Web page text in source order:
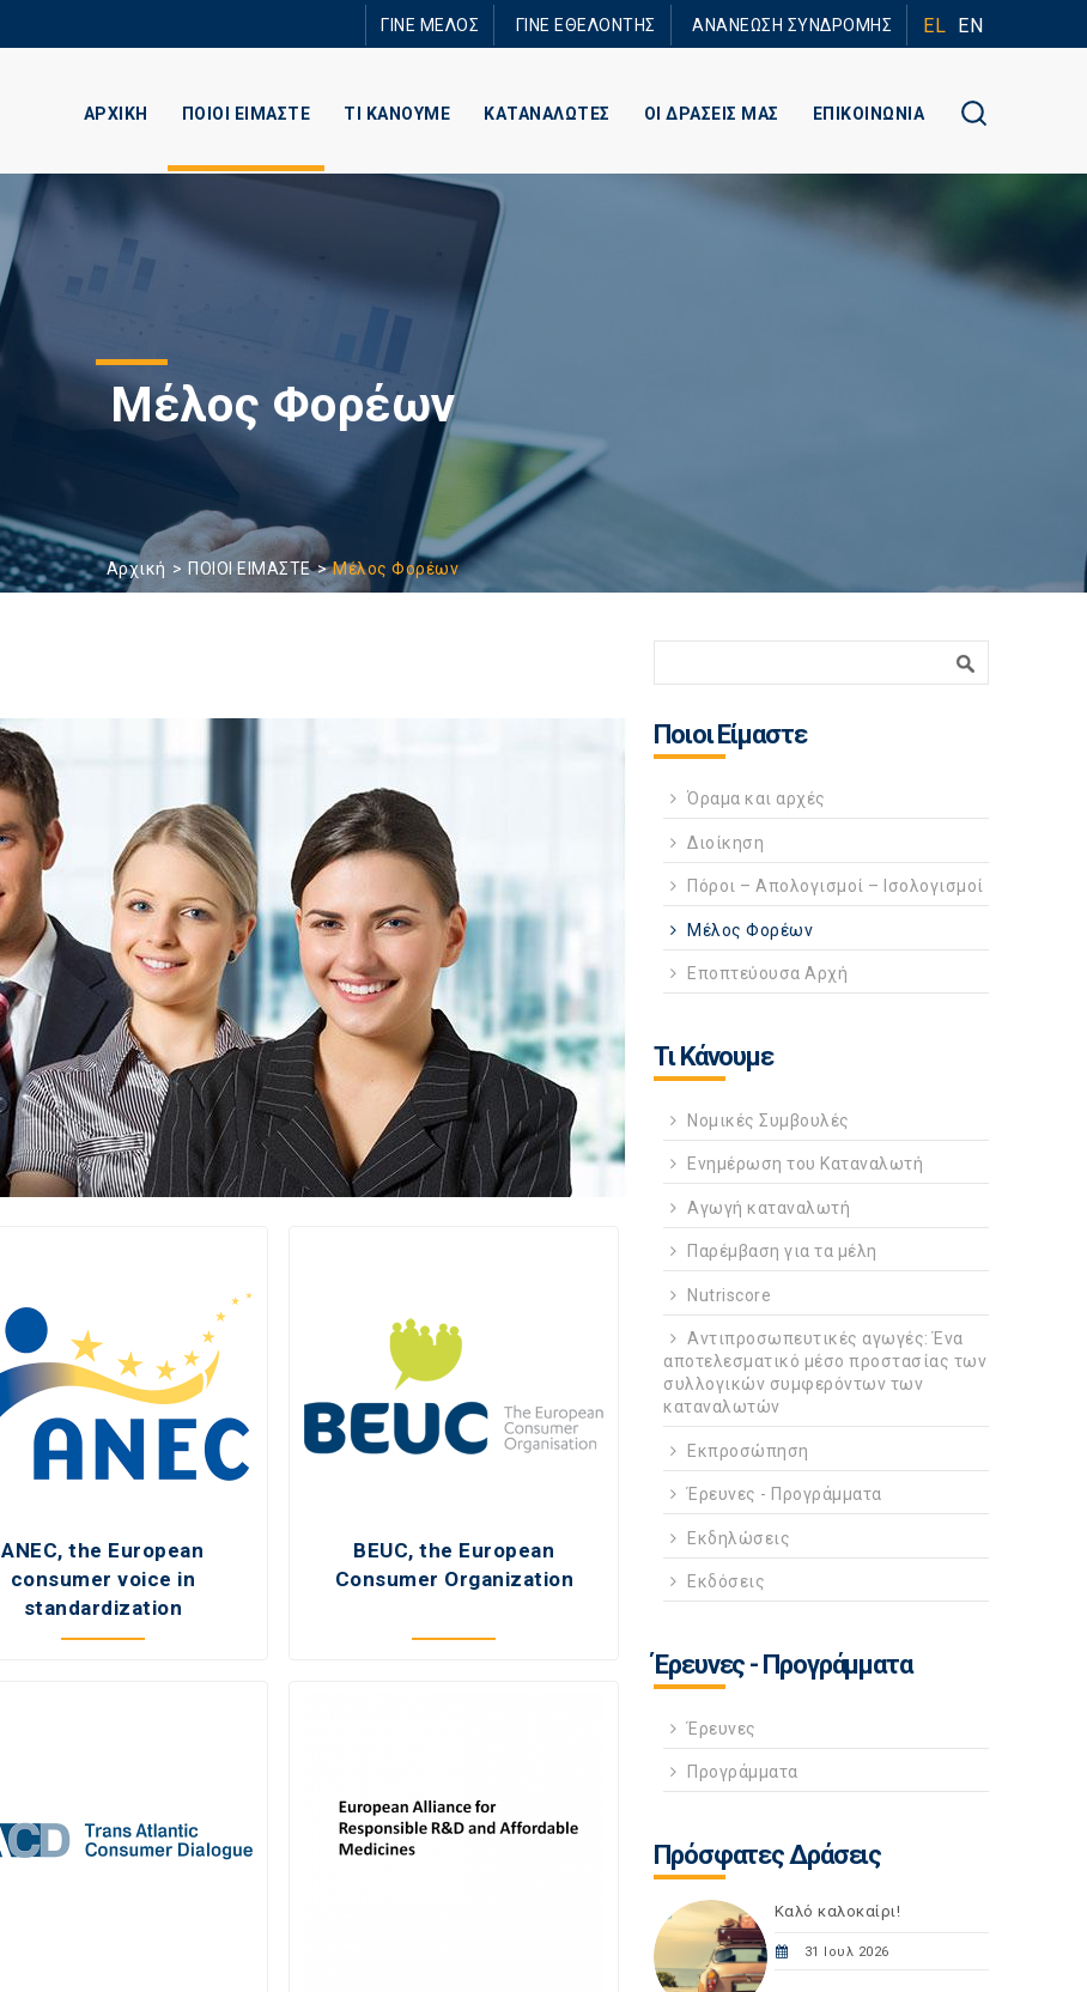
ΓΙΝΕ ΜΕΛΟΣ ΓΙΝΕ ΕΘΕΛΟΝΤΗΣ ΑΝΑΝΕΩΣΗ ΣΥΝΔΡΟΜΗΣ EL EN
ΑΡΧΙΚΗ ΠΟΙΟΙ ΕΙΜΑΣΤΕ ΤΙ ΚΑΝΟΥΜΕ ΚΑΤΑΝΑΛΩΤΕΣ ΟΙ ΔΡΑΣΕΙΣ ΜΑΣ ΕΠΙΚΟΙΝΩΝΙΑ
Μέλος Φορέων
Αρχική ΠΟΙΟΙ ΕΙΜΑΣΤΕ Μέλος Φορέων
ANEC, the European
consumer voice in
standardization
BEUC, the European
Consumer Organization
Ποιοι Είμαστε
Όραμα και αρχές
Διοίκηση
Πόροι – Απολογισμοί – Ισολογισμοί
Μέλος Φορέων
Εποπτεύουσα Αρχή
Τι Κάνουμε
Νομικές Συμβουλές
Ενημέρωση του Καταναλωτή
Αγωγή καταναλωτή
Παρέμβαση για τα μέλη
Nutriscore
Αντιπροσωπευτικές αγωγές: Ένα
αποτελεσματικό μέσο προστασίας των
συλλογικών συμφερόντων των
καταναλωτών
Εκπροσώπηση
Έρευνες - Προγράμματα
Εκδηλώσεις
Εκδόσεις
Έρευνες - Προγράμματα
Έρευνες
Προγράμματα
Πρόσφατες Δράσεις
Καλό καλοκαίρι!
31 Ιουλ 2026